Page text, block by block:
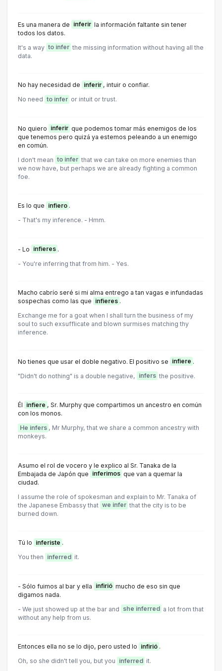
Es una manera de inferir la información faltante sin tener
todos los datos.
It's a way to infer the missing information without having all the
data.
No hay necesidad de inferir , intuir o confiar.
No need to infer or intuit or trust.
No quiero inferir que podemos tomar más enemigos de los
que tenemos pero quizá ya estemos peleando a un enemigo
en común.
I don't mean to infer that we can take on more enemies than
we now have, but perhaps we are already fighting a common
foe.
Es lo que infiero .
- That's my inference. - Hmm.
- Lo infieres .
- You're inferring that from him. - Yes.
Macho cabrío seré si mi alma entrego a tan vagas e infundadas
sospechas como las que infieres .
Exchange me for a goat when I shall turn the business of my
soul to such exsufflicate and blown surmises matching thy
inference.
No tienes que usar el doble negativo. El positivo se infiere .
"Didn't do nothing" is a double negative, infers the positive.
Él infiere , Sr. Murphy que compartimos un ancestro en común
con los monos.
He infers , Mr Murphy, that we share a common ancestry with
monkeys.
Asumo el rol de vocero y le explico al Sr. Tanaka de la
Embajada de Japón que inferimos que van a quemar la
ciudad.
I assume the role of spokesman and explain to Mr. Tanaka of
the Japanese Embassy that we infer that the city is to be
burned down.
Tú lo inferiste .
You then inferred it.
- Sólo fuimos al bar y ella infirió mucho de eso sin que
digamos nada.
- We just showed up at the bar and she inferred a lot from that
without any help from us.
Entonces ella no se lo dijo, pero usted lo infirió .
Oh, so she didn't tell you, but you inferred it.